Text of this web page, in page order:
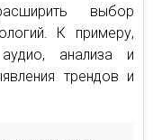
выбор
К примеру,
анализа и
трендов и